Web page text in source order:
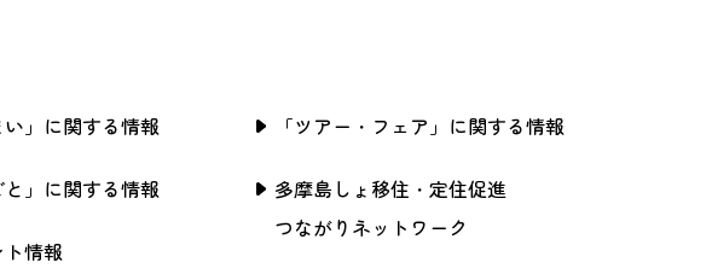
い」に関する情報
と」に関する情報
ト情報
「ツアー・フェア」に関する情報
多摩島しょ移住・定住促進
つながりネットワーク